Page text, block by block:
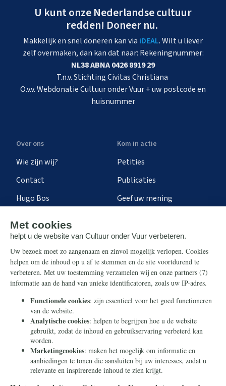
U kunt onze Nederlandse cultuur
redden! Doneer nu.
Makkelijk en snel doneren kan via iDEAL. Wilt u liever
zelf overmaken, dan kan dat naar: Rekeningnummer:
NL38 ABNA 0426 8919 29
T.n.v. Stichting Civitas Christiana
O.v.v. Webdonatie Cultuur onder Vuur + uw postcode en
huisnummer
Over ons
Wie zijn wij?
Contact
Hugo Bos
Kom in actie
Petities
Publicaties
Geef uw mening
Steun ons
Nieuwsbrief
Eenmalig
Maandelijks
Periodiek
Nalaten
Zelf overschrijven
Info
Contact
Ontvang onze Telegram-
berichten